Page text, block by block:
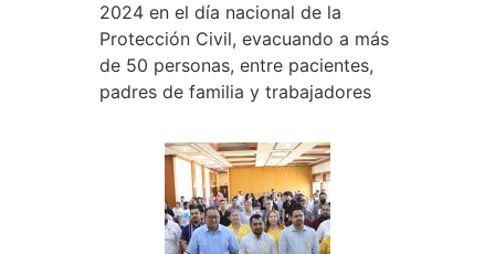
2024 en el día nacional de la
Protección Civil, evacuando a más
de 50 personas, entre pacientes,
padres de familia y trabajadores